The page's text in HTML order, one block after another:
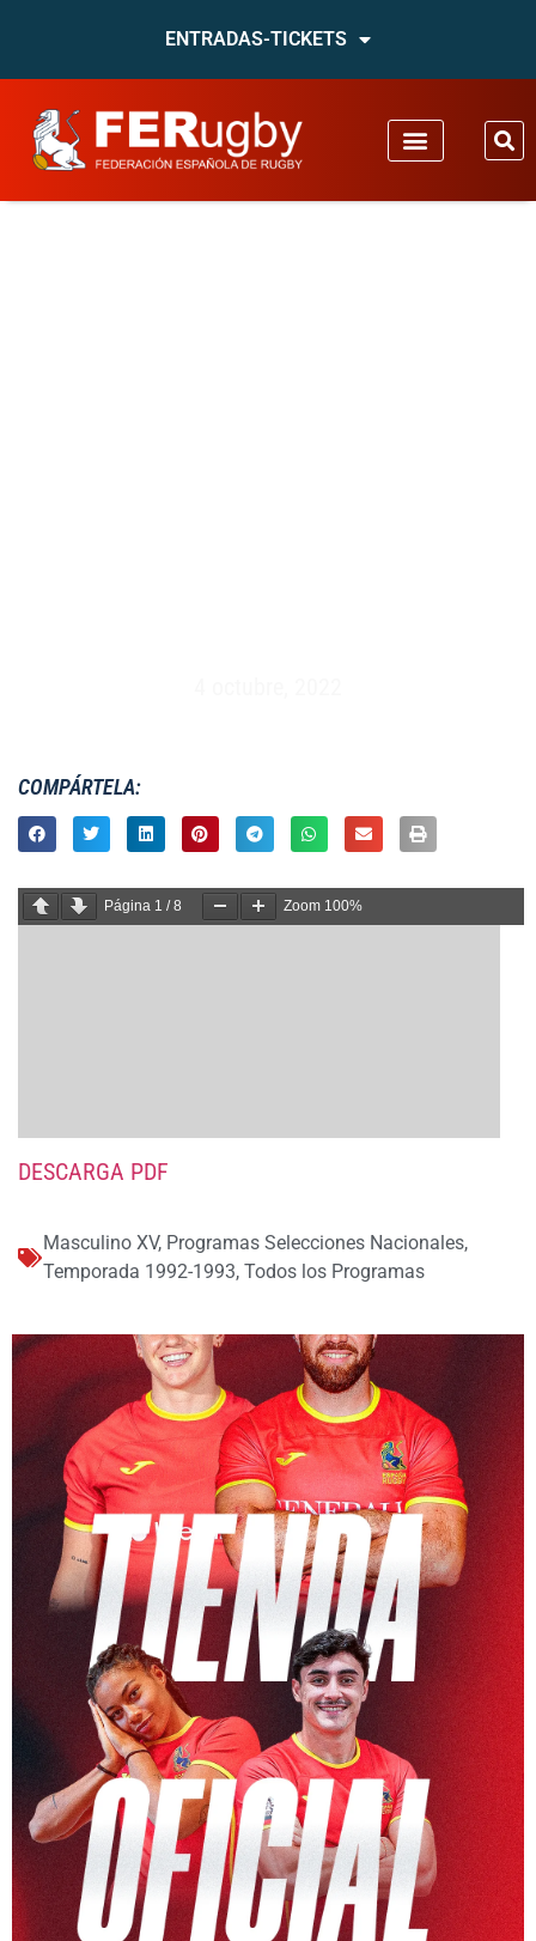
ENTRADAS-TICKETS
COMPÁRTELA:
Página 1 /8 Zoom 100%
DESCARGA PDF
Masculino XV, Programas Selecciones Nacionales,
Temporada 1992-1993, Todos los Programas